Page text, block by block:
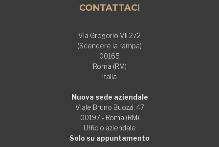
CONTATTACI
Via Gregorio VII 272
(Scendere la rampa)
00165
Roma (RM)
Italia
Nuova sede aziendale
Viale Bruno Buozzi, 47
00197 - Roma (RM)
Ufficio aziendale
Solo su appuntamento